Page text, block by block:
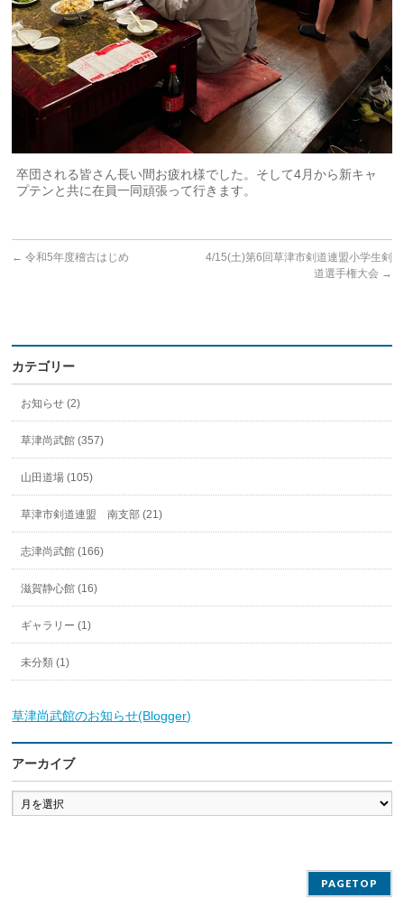
卒団される皆さん長い間お疲れ様でした。そして4月から新キャ
プテンと共に在員一同頑張って行きます。
← 令和5年度稽古はじめ
4/15(土)第6回草津市剣道連盟小学生剣
道選手権大会 →
カテゴリー
お知らせ (2)
草津尚武館 (357)
山田道場 (105)
草津市剣道連盟 南支部 (21)
志津尚武館 (166)
滋賀静心館 (16)
ギャラリー (1)
未分類 (1)
草津尚武館のお知らせ(Blogger)
アーカイブ
ア
ー
PAGETOP